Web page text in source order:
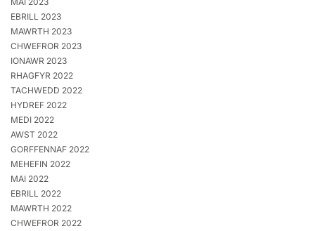
EBRILL 2023
MAWRTH 2023
CHWEFROR 2023
IONAWR 2023
RHAGFYR 2022
TACHWEDD 2022
HYDREF 2022
MEDI 2022
AWST 2022
GORFFENNAF 2022
MEHEFIN 2022
MAI 2022
EBRILL 2022
MAWRTH 2022
CHWEFROR 2022